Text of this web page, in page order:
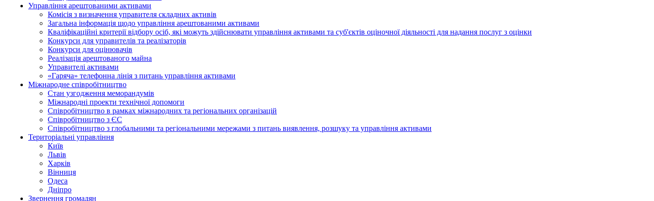
Управління арештованими активами
Комісія з визначення управителя складних активів
Загальна інформація щодо управління арештованими активами
Кваліфікаційні критерії відбору осіб, які можуть здiйснювати управління активами та суб'єктів оціночної діяльності для надання послуг з оцінки
Конкурси для управителів та реалізаторів
Конкурси для оцінювачів
Реалізація арештованого майна
Управителі активами
«Гаряча» телефонна лінія з питань управління активами
Міжнародне співробітництво
Стан узгодження меморандумів
Міжнародні проекти технічної допомоги
Співробітництво в рамках міжнародних та регіональних організацій
Співробітництво з ЄС
Співробітництво з глобальними та регіональними мережами з питань виявлення, розшуку та управління активами
Територіальні управління
Київ
Львів
Харків
Вінниця
Одеса
Дніпро
Звернення громадян